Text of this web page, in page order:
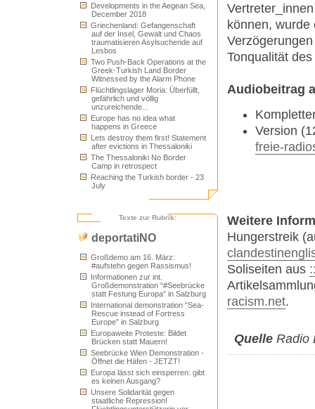
Developments in the Aegean Sea,
December 2018
Griechenland: Gefangenschaft
auf der Insel, Gewalt und Chaos
traumatisieren Asylsuchende auf
Lesbos
Two Push-Back Operations at the
Greek-Turkish Land Border
Witnessed by the Alarm Phone
Flüchtlingslager Moria: Überfüllt,
gefährlich und völlig
unzureichende...
Europe has no idea what
happens in Greece
Lets destroy them first! Statement
after evictions in Thessaloniki
The Thessaloniki No Border
Camp in retrospect
Reaching the Turkish border - 23
July
Texte zur Rubrik:
deportatiNO
Großdemo am 16. März:
#aufstehn gegen Rassismus!
Informationen zur int.
Großdemonstration “#Seebrücke
statt Festung Europa” in Salzburg
International demonstration “Sea-
Rescue instead of Fortress
Europe” in Salzburg
Europaweite Proteste: Bildet
Brücken statt Mauern!
Seebrücke Wien Demonstration -
Öffnet die Häfen - JETZT!
Europa lässt sich einsperren: gibt
es keinen Ausgang?
Unsere Solidarität gegen
staatliche Repression!
können, wurde
Tonqualität
Audiobeitrag
Version
freie-
Weitere
Hungerstreik
Soliseiten aus
racism.net.
Quelle Radio